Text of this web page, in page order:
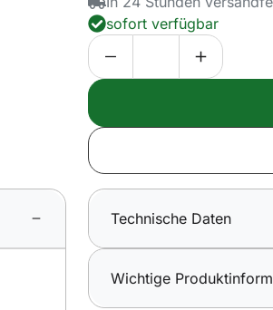
sofort verfügbar
Technische Daten
Wichtige